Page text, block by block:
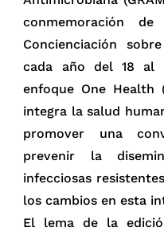
conmemoración
Concienciación
cada año del 18 al
enfoque One Health
integra la salud
promover una
prevenir la
infecciosas
los cambios en esta
El lema de la